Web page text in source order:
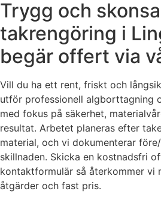
Trygg och
takrengöring i
begär offert via
Vill du ha ett rent, friskt och
utför professionell algborttagning
med fokus på säkerhet,
resultat. Arbetet planeras efter
material, och vi dokumenterar
skillnaden. Skicka en kostnadsfri
kontaktformulär så återkommer vi
åtgärder och fast pris.